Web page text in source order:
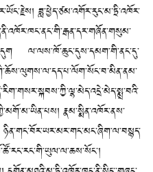
ཟླ་ཕྱེད་ཙམ་འགོར་རུང་མ་ཏྲི་འཁོར་
ལ་ལས་ཁོ་ཆུང་དུས་དམག་གི་ནང་དུ་
རྣམ་སྨིན་འཁོར་ནས་